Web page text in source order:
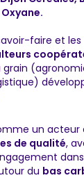
faire et
un acteur
de qualité,
du bas